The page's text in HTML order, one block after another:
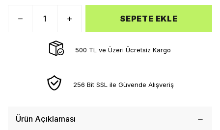
SEPETE EKLE
500 TL ve Üzeri Ücretsiz Kargo
256 Bit SSL ile Güvende Alışveriş
Ürün Açıklaması